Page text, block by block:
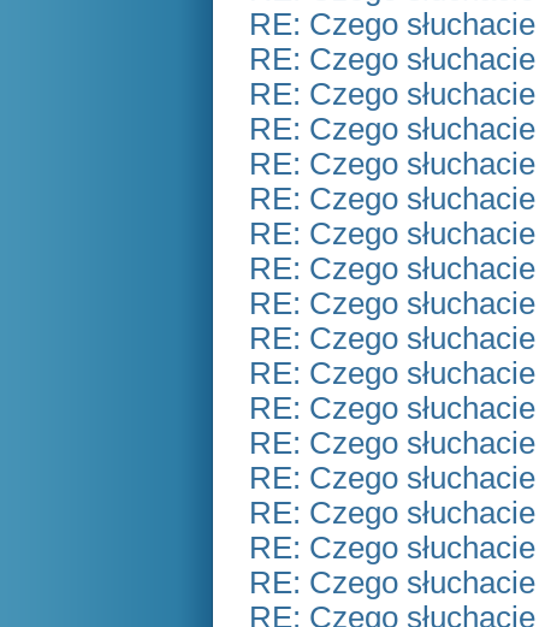
RE: Czego
RE: Czego
RE: Czego
RE: Czego
RE: Czego
RE: Czego
RE: Czego
RE: Czego
RE: Czego
RE: Czego
RE: Czego
RE: Czego
RE: Czego
RE: Czego
RE: Czego
RE: Czego
RE: Czego
RE: Czego